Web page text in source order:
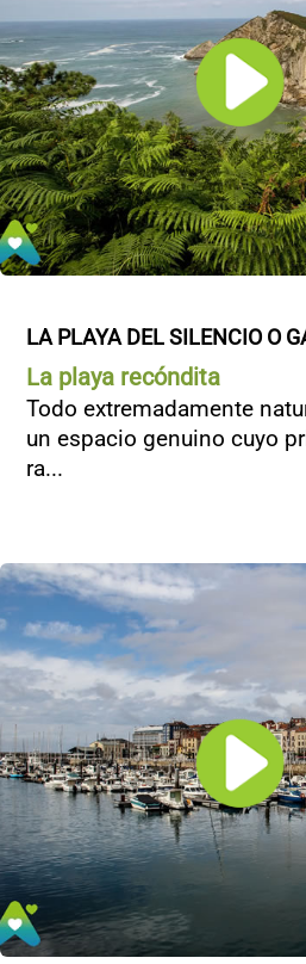
LA PLAYA DEL SILENCIO O
La playa recóndita
Todo extremadamente
un espacio genuino cuyo
ra...